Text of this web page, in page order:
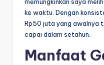
ke waktu. Dengan
Rp50 juta yang awalnya
capai dalam setahun.
Manfaat